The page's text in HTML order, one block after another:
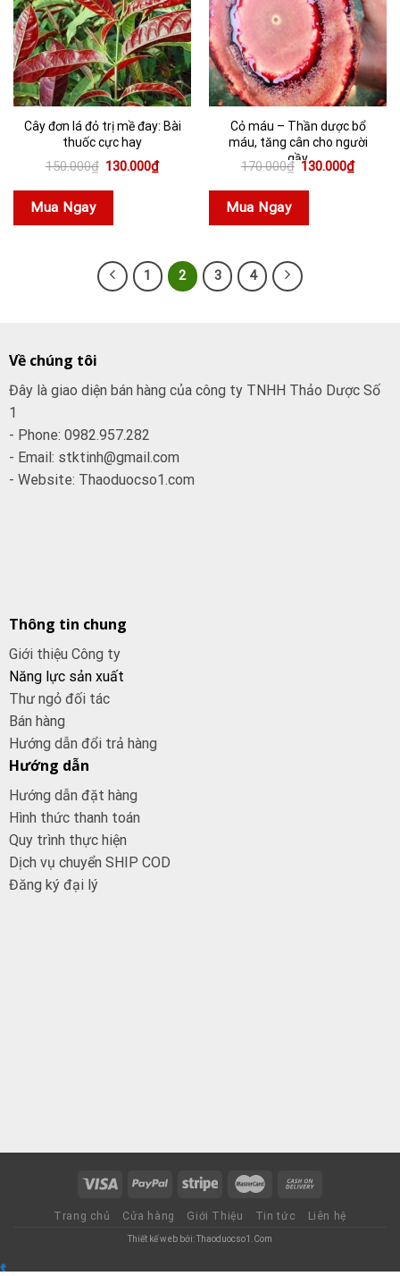
Cây đơn lá đỏ trị mề đay: Bài
thuốc cực hay
150.000₫ Giá
là:
130.000₫Giá
hiện
Mua Ngay
Cỏ máu – Thần dược bổ
máu, tăng cân cho người
gầy
170.000₫ Giá
là:
130.000₫Giá
hiện
Mua Ngay
1 2 3 4
Về chúng tôi
Đây là giao diện bán hàng của công ty TNHH Thảo Dược Số
1
- Phone: 0982.957.282
- Email: stktinh@gmail.com
- Website: Thaoduocso1.com
Thông tin chung
Giới thiệu Công ty
Năng lực sản xuất
Thư ngỏ đối tác
Bán hàng
Hướng dẫn đổi trả hàng
Hướng dẫn
Hướng dẫn đặt hàng
Hình thức thanh toán
Quy trình thực hiện
Dịch vụ chuyển SHIP COD
Đăng ký đại lý
Trang chủ Cửa hàng Giới Thiệu Tin tức Liên hệ
Thiết kế web bởi: Thaoduocso1.Com